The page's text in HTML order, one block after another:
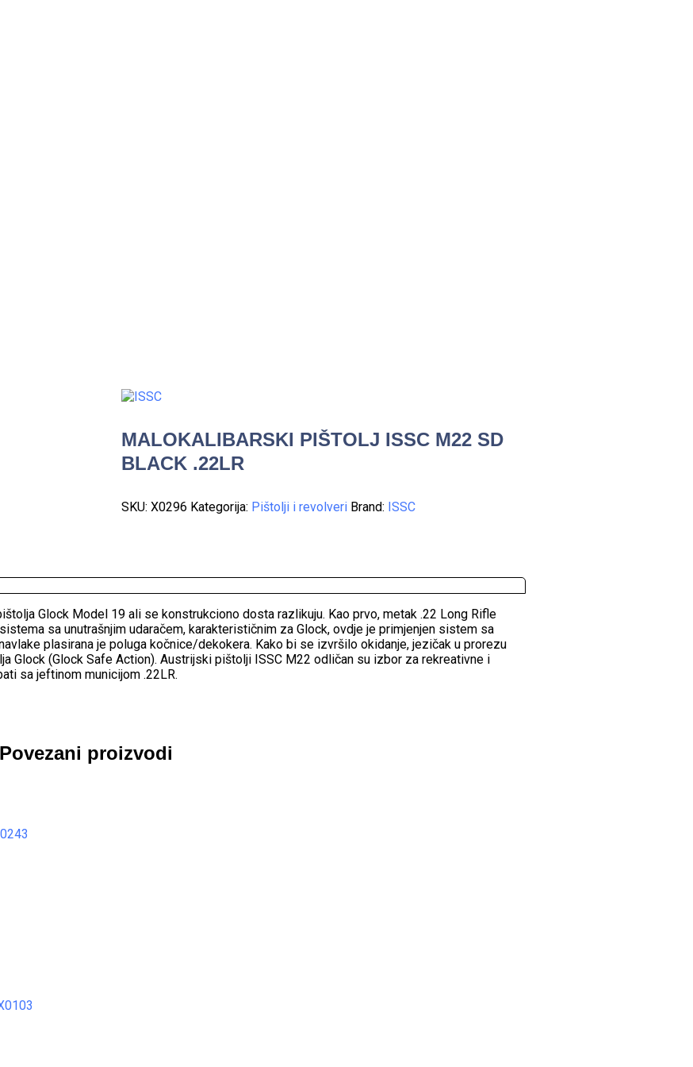
MALOKALIBARSKI PIŠTOLJ ISSC M22 SD
BLACK .22LR
SKU: X0296 Kategorija: Pištolji i revolveri Brand: ISSC
Glock Model 19 ali se konstrukciono dosta razlikuju. Kao prvo, metak .22 Long Rifle
sa unutrašnjim udaračem, karakterističnim za Glock, ovdje je primjenjen sistem sa
plasirana je poluga kočnice/dekokera. Kako bi se izvršilo okidanje, jezičak u prorezu
Glock (Glock Safe Action). Austrijski pištolji ISSC M22 odličan su izbor za rekreativne i
sa jeftinom municijom .22LR.
Povezani proizvodi